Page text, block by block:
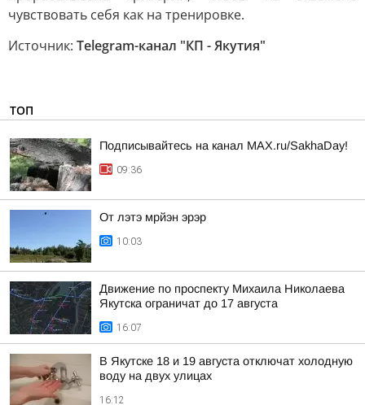
чувствовать себя как на тренировке.
Источник: Telegram-канал "КП - Якутия"
ТОП
Подписывайтесь на канал MAX.ru/SakhaDay!
09:36
От лэтэ мрйэн эрэр
10:03
Движение по проспекту Михаила Николаева
Якутска ограничат до 17 августа
16:07
В Якутске 18 и 19 августа отключат холодную
воду на двух улицах
16:12